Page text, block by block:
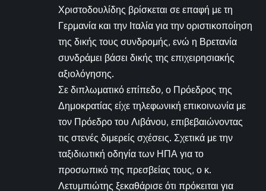
Χριστοδουλίδης βρίσκεται σε επαφή με τη
Γερμανία και την Ιταλία για την οριστικοποίηση
της δικής τους συνδρομής, ενώ η Βρετανία
συνδράμει βάσει δικής της επιχειρησιακής
αξιολόγησης.
Σε διπλωματικό επίπεδο, ο Πρόεδρος της
Δημοκρατίας είχε τηλεφωνική επικοινωνία με
τον Πρόεδρο του Λιβάνου, επιβεβαιώνοντας
τις στενές διμερείς σχέσεις. Σχετικά με την
ταξιδιωτική οδηγία των ΗΠΑ για το
προσωπικό της πρεσβείας τους, ο κ.
Λετυμπιώτης ξεκαθάρισε ότι πρόκειται για